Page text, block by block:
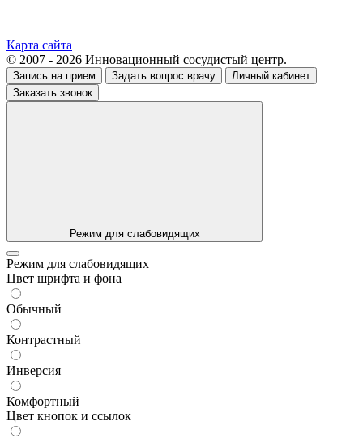
Карта сайта
© 2007 - 2026 Инновационный сосудистый центр.
Запись на прием Задать вопрос врачу
Личный кабинет
Заказать звонок
Режим для слабовидящих
Режим для слабовидящих
Цвет шрифта и фона
Обычный
Контрастный
Инверсия
Комфортный
Цвет кнопок и ссылок